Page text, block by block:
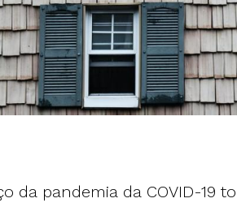
da pandemia da COVID-19